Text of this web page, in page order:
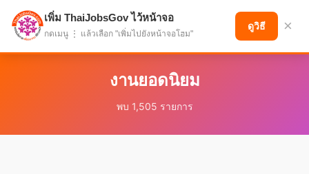
แบ่งปันโอกาส เพื่ออนาคตที่ก้าวหน้า
งานยอดนิยม
พบ 1,505 รายการ
เพิ่ม ThaiJobsGov ไว้หน้าจอ
กดเมนู ⋮ แล้วเลือก "เพิ่มไปยังหน้าจอโฮม"
ดูวิธี ×